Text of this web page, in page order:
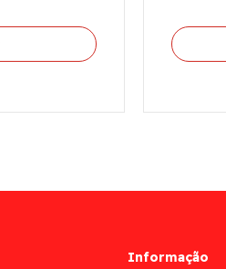
Informação